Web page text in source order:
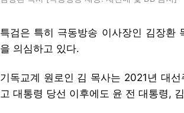
특검은 특히 극동방송 이사장인 김장환
을 의심하고 있다.
기독교계 원로인 김 목사는 2021년 대
고 대통령 당선 이후에도 윤 전 대통령,